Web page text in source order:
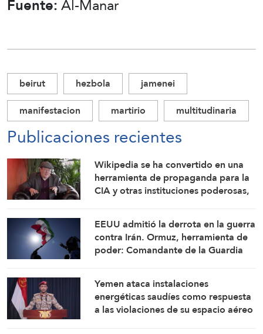
beirut hezbola
jamenei
manifestacion
martirio multitudinaria
Publicaciones recientes
Wikipedia se ha convertido en una
herramienta de propaganda para la
CIA y otras instituciones poderosas,
EEUU admitió la derrota en la guerra
contra Irán. Ormuz, herramienta de
poder: Comandante de la Guardia
Yemen ataca instalaciones
energéticas saudíes como respuesta
a las violaciones de su espacio aéreo